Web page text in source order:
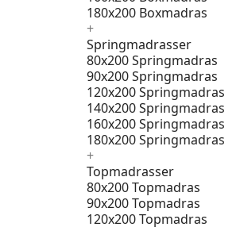
180x200 Boxmadras
+
Springmadrasser
80x200 Springmadras
90x200 Springmadras
120x200 Springmadras
140x200 Springmadras
160x200 Springmadras
180x200 Springmadras
+
Topmadrasser
80x200 Topmadras
90x200 Topmadras
120x200 Topmadras